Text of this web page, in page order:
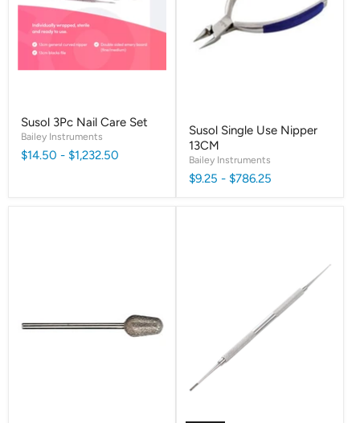
Susol 3Pc Nail Care Set
Bailey Instruments
$14.50 - $1,232.50
Susol Single Use Nipper
13CM
Bailey Instruments
$9.25 - $786.25